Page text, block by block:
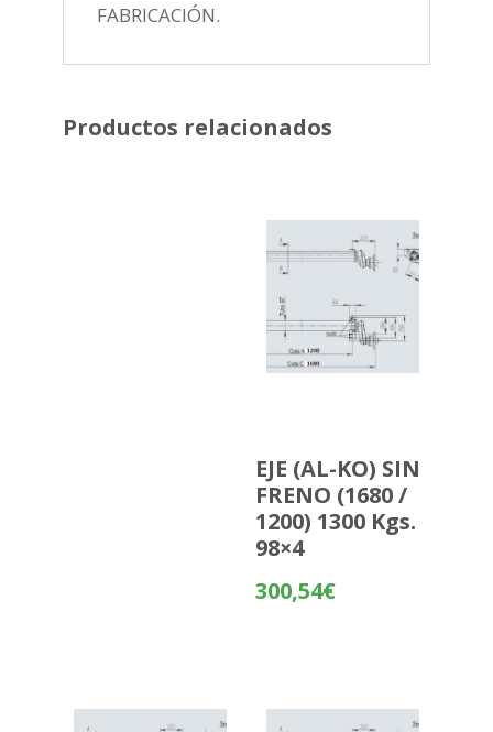
FABRICACIÓN.
Productos relacionados
EJE (AL-KO) SIN
FRENO (1680 /
1200) 1300 Kgs.
98×4
300,54€